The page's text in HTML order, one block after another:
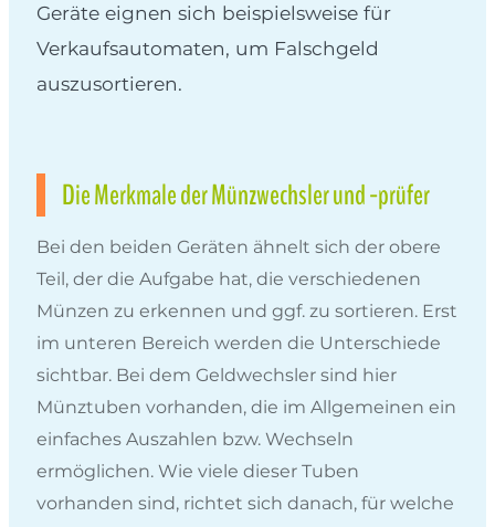
Geräte eignen sich beispielsweise für
Verkaufsautomaten, um Falschgeld
auszusortieren.
Die Merkmale der Münzwechsler und -prüfer
Bei den beiden Geräten ähnelt sich der obere
Teil, der die Aufgabe hat, die verschiedenen
Münzen zu erkennen und ggf. zu sortieren. Erst
im unteren Bereich werden die Unterschiede
sichtbar. Bei dem Geldwechsler sind hier
Münztuben vorhanden, die im Allgemeinen ein
einfaches Auszahlen bzw. Wechseln
ermöglichen. Wie viele dieser Tuben
vorhanden sind, richtet sich danach, für welche